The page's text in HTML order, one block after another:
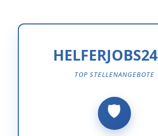
HELFERJOBS24
TOP STELLENANGEBOTE